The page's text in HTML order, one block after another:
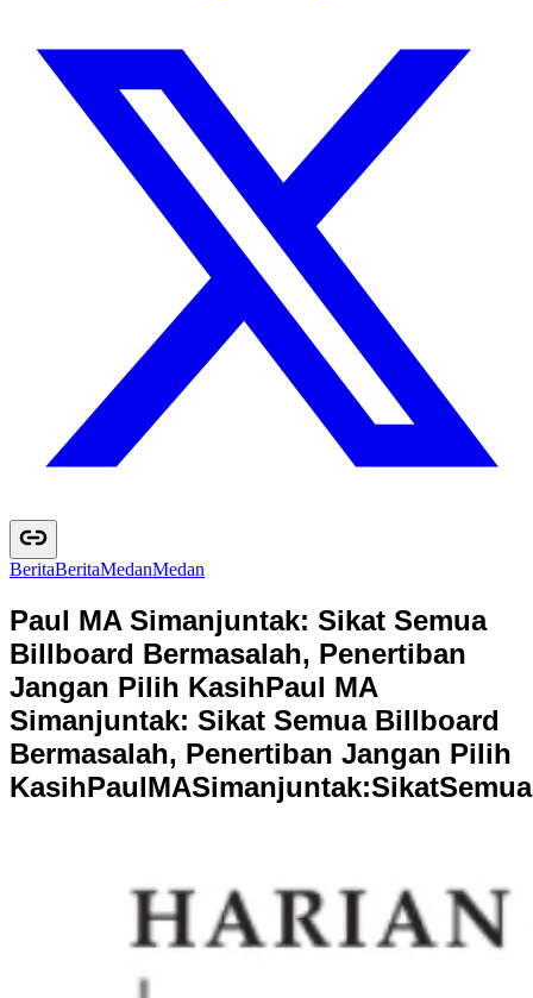
BeritaBeritaMedanMedan
Paul MA Simanjuntak: Sikat Semua
Billboard Bermasalah, Penertiban
Jangan Pilih KasihPaul MA
Simanjuntak: Sikat Semua Billboard
Bermasalah, Penertiban Jangan Pilih
KasihPaulMASimanjuntak:SikatSemua